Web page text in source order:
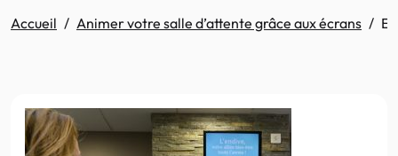
Accueil Animer votre salle d’attente grâce aux écrans